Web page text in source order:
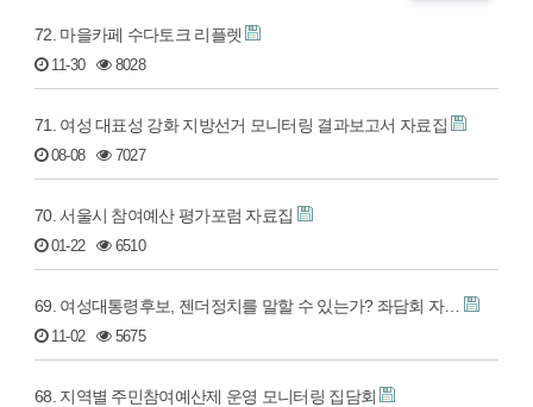
72. 마을카페 수다토크 리플렛
11-30 8028
71. 여성 대표성 강화 지방선거 모니터링 결과보고서 자료집
08-08 7027
70. 서울시 참여예산 평가포럼 자료집
01-22 6510
69. 여성대통령후보, 젠더정치를 말할 수 있는가? 좌담회 자…
11-02 5675
68. 지역별 주민참여예산제 운영 모니터링 집담회